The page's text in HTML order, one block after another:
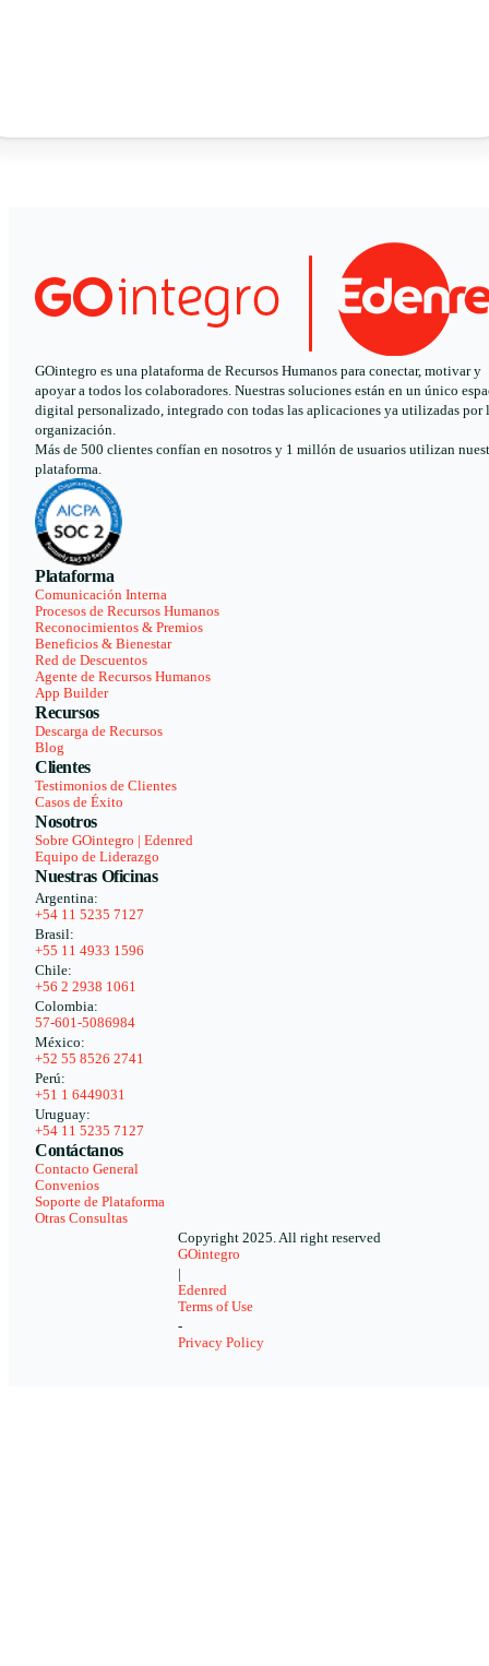
GOintegro es una plataforma de Recursos Humanos para conectar, motivar y
apoyar a todos los colaboradores. Nuestras soluciones están en un único
digital personalizado, integrado con todas las aplicaciones ya utilizadas por
organización.
Más de 500 clientes confían en nosotros y 1 millón de usuarios utilizan
plataforma.
Plataforma
Comunicación Interna
Procesos de Recursos Humanos
Reconocimientos & Premios
Beneficios & Bienestar
Red de Descuentos
Agente de Recursos Humanos
App Builder
Recursos
Descarga de Recursos
Blog
Clientes
Testimonios de Clientes
Casos de Éxito
Nosotros
Sobre GOintegro | Edenred
Equipo de Liderazgo
Nuestras Oficinas
Argentina:
+54 11 5235 7127
Brasil:
+55 11 4933 1596
Chile:
+56 2 2938 1061
Colombia:
57-601-5086984
México:
+52 55 8526 2741
Perú:
+51 1 6449031
Uruguay:
+54 11 5235 7127
Contáctanos
Contacto General
Convenios
Soporte de Plataforma
Otras Consultas
Copyright 2025. All right reserved
GOintegro
Edenred
Terms of Use
-
Privacy Policy